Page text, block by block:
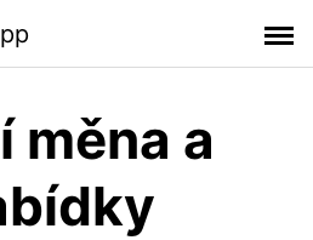
měna a